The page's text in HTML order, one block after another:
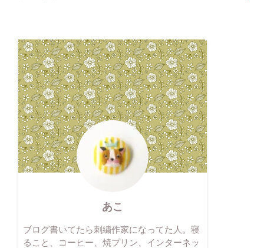
あこ
ブログ書いてたら刺繍作家になってた人。寝
ること、コーヒー、焼プリン、インターネッ